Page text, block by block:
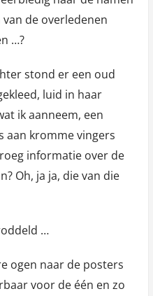
de overledenen
…?
stond er een oud
luid in haar
ik aanneem, een
aan kromme vingers
informatie over de
Oh, ja ja, die van die
…
ogen naar de posters
voor de één en zo